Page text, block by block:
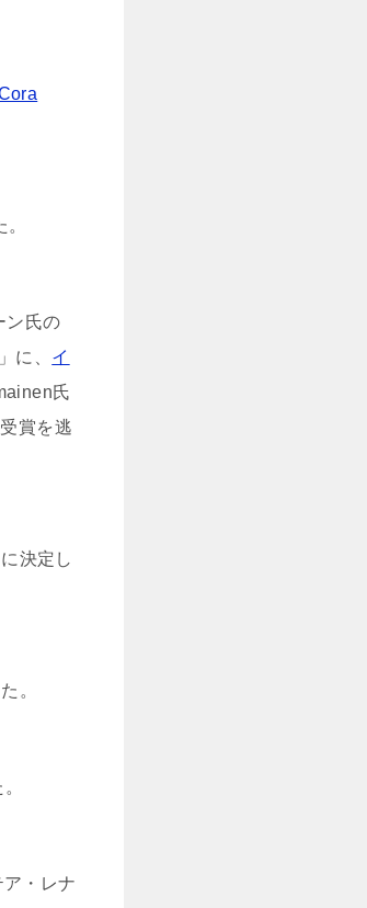
ン氏の
」に、 イ
氏
賞を逃
に決定し
。
・レナ